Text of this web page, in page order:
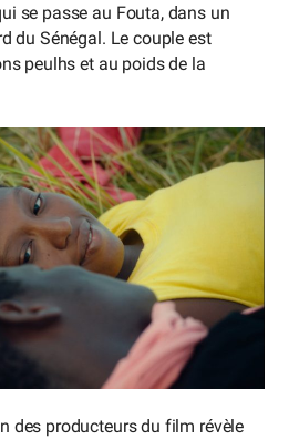
se passe au Fouta, dans un
du Sénégal. Le couple est
peulhs et au poids de la
des producteurs du film révèle